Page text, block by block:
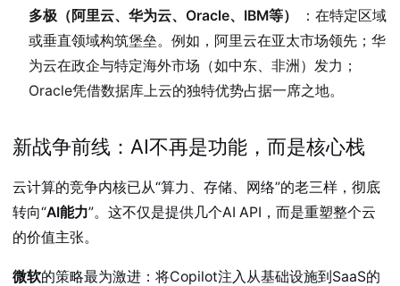
多极（阿里云、华为云、Oracle、IBM等）
：在特定区域
或垂直领域构筑堡垒。例如，阿里云在亚太市场领先；华
为云在政企与特定海外市场（如中东、非洲）发力；
Oracle凭借数据库上云的独特优势占据一席之地。
新战争前线：AI不再是功能，而是核心栈
云计算的竞争内核已从“算力、存储、网络”的老三样，彻底
转向“AI能力”。这不仅是提供几个AI API，而是重塑整个云
的价值主张。
微软的策略最为激进：将Copilot注入从基础设施到SaaS的